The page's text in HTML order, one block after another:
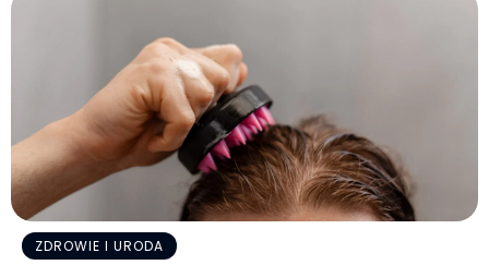
ZDROWIE I URODA